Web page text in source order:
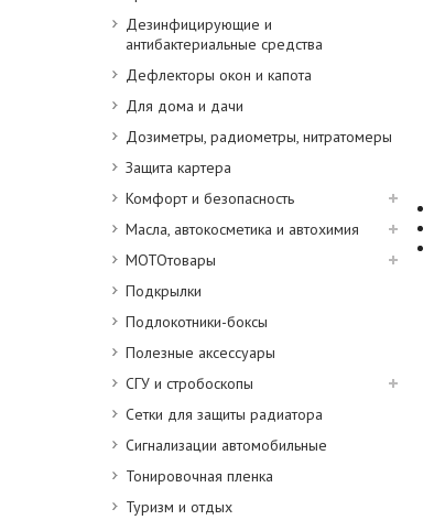
Дезинфицирующие и
антибактериальные средства
Дефлекторы окон и капота
Для дома и дачи
Дозиметры, радиометры, нитратомеры
Защита картера
Комфорт и безопасность
Масла, автокосметика и автохимия
МОТОтовары
Подкрылки
Подлокотники-боксы
Полезные аксессуары
СГУ и стробоскопы
Сетки для защиты радиатора
Сигнализации автомобильные
Тонировочная пленка
Туризм и отдых